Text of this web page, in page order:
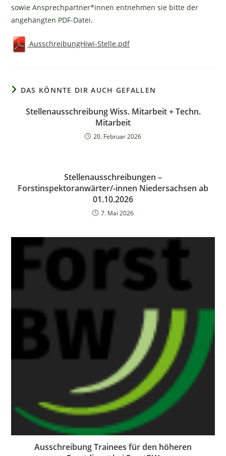
sowie Ansprechpartner*innen entnehmen sie bitte der
angehängten PDF-Datei.
AusschreibungHiwi-Stelle.pdf
DAS KÖNNTE DIR AUCH GEFALLEN
Stellenausschreibung Wiss. Mitarbeit + Techn.
Mitarbeit
20. Februar 2026
Stellenausschreibungen –
Forstinspektoranwärter/-innen Niedersachsen ab
01.10.2026
7. Mai 2026
Ausschreibung Trainees für den höheren